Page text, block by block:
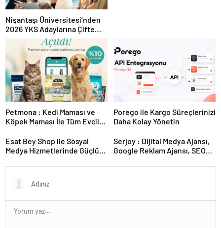
Nişantaşı Üniversitesi’nden
2026 YKS Adaylarına Çifte
Güvence: Sabit Ücret ve
Kesintisiz Burs
Petmona : Kedi Maması ve
Köpek Maması İle Tüm Evcil
Porego ile Kargo Süreçlerinizi
Daha Kolay Yönetin
Esat Bey Shop ile Sosyal
Medya Hizmetlerinde Güçlü
Serjoy : Dijital Medya Ajansı,
Google Reklam Ajansı, SEO